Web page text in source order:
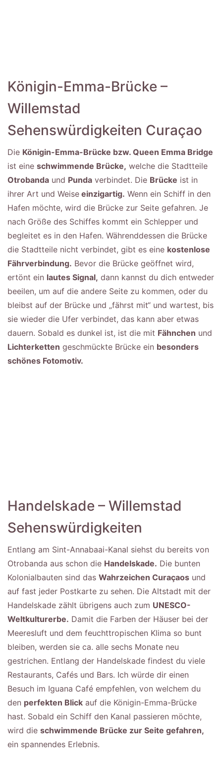
Königin-Emma-Brücke –
Willemstad
Sehenswürdigkeiten Curaçao
Die Königin-Emma-Brücke bzw. Queen Emma Bridge
ist eine schwimmende Brücke, welche die Stadtteile
Otrobanda und Punda verbindet. Die Brücke ist in
ihrer Art und Weise einzigartig. Wenn ein Schiff in den
Hafen möchte, wird die Brücke zur Seite gefahren. Je
nach Größe des Schiffes kommt ein Schlepper und
begleitet es in den Hafen. Währenddessen die Brücke
die Stadtteile nicht verbindet, gibt es eine kostenlose
Fährverbindung. Bevor die Brücke geöffnet wird,
ertönt ein lautes Signal, dann kannst du dich entweder
beeilen, um auf die andere Seite zu kommen, oder du
bleibst auf der Brücke und „fährst mit“ und wartest, bis
sie wieder die Ufer verbindet, das kann aber etwas
dauern. Sobald es dunkel ist, ist die mit Fähnchen und
Lichterketten geschmückte Brücke ein besonders
schönes Fotomotiv.
Handelskade – Willemstad
Sehenswürdigkeiten
Entlang am Sint-Annabaai-Kanal siehst du bereits von
Otrobanda aus schon die Handelskade. Die bunten
Kolonialbauten sind das Wahrzeichen Curaçaos und
auf fast jeder Postkarte zu sehen. Die Altstadt mit der
Handelskade zählt übrigens auch zum UNESCO-
Weltkulturerbe. Damit die Farben der Häuser bei der
Meeresluft und dem feuchttropischen Klima so bunt
bleiben, werden sie ca. alle sechs Monate neu
gestrichen. Entlang der Handelskade findest du viele
Restaurants, Cafés und Bars. Ich würde dir einen
Besuch im Iguana Café empfehlen, von welchem du
den perfekten Blick auf die Königin-Emma-Brücke
hast. Sobald ein Schiff den Kanal passieren möchte,
wird die schwimmende Brücke zur Seite gefahren,
ein spannendes Erlebnis.